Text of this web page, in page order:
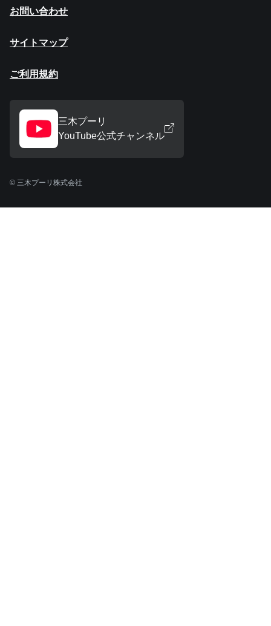
お問い合わせ
サイトマップ
ご利用規約
三木プーリ
YouTube公式チャンネル
© 三木プーリ株式会社